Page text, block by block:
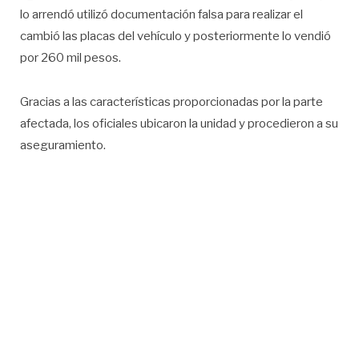
lo arrendó utilizó documentación falsa para realizar el
cambió las placas del vehículo y posteriormente lo vendió
por 260 mil pesos.
Gracias a las características proporcionadas por la parte
afectada, los oficiales ubicaron la unidad y procedieron a su
aseguramiento.